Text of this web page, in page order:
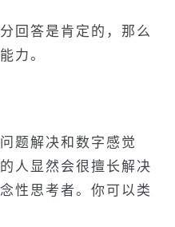
回答是肯定的，那么
力。
题解决和数字感觉
人显然会很擅长解决
性思考者。你可以类